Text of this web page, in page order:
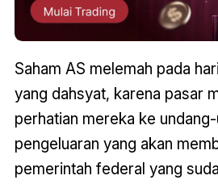
Saham AS melemah pada
yang dahsyat, karena pasar
perhatian mereka ke
pengeluaran yang akan
pemerintah federal yang